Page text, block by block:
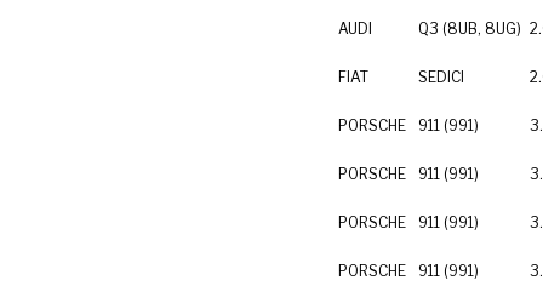
AUDI Q3 (8UB, 8UG)
FIAT SEDICI
PORSCHE 911 (991)
PORSCHE 911 (991)
PORSCHE 911 (991)
PORSCHE 911 (991)